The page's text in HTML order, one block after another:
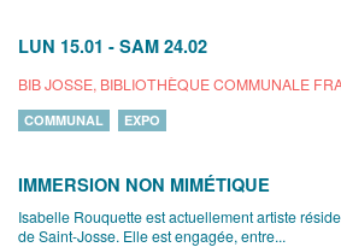
LUN 15.01 - SAM 24.02
BIB JOSSE, BIBLIOTHÈQUE COMMUNALE
COMMUNAL EXPO
IMMERSION NON MIMÉTIQUE
Isabelle Rouquette est actuellement artiste
de Saint-Josse. Elle est engagée, entre...